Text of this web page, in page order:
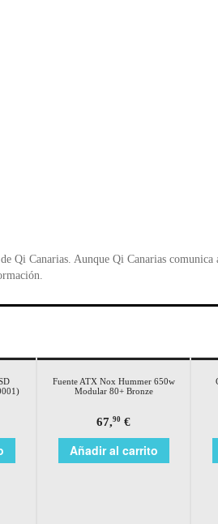
Qi Canarias. Aunque Qi Canarias
Fuente ATX Nox Hummer 650w
Modular 80+ Bronze
67,90 €
Añadir al carrito